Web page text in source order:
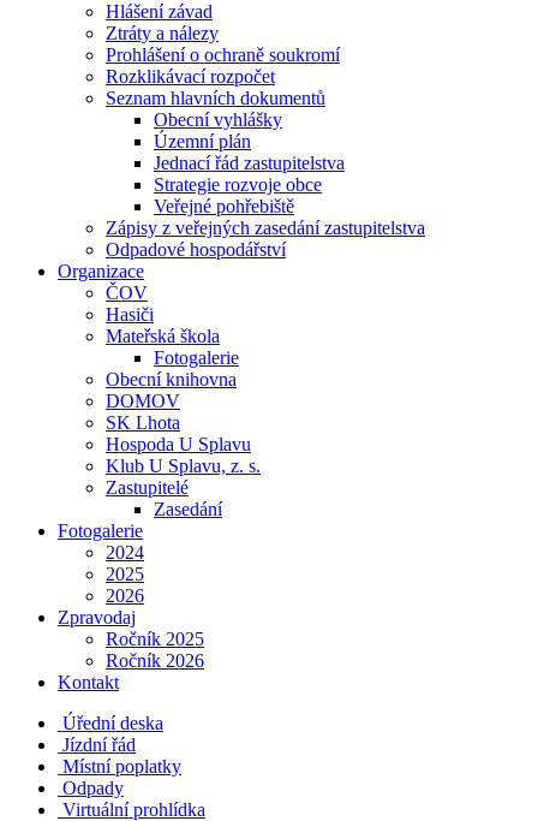
Hlášení závad
Ztráty a nálezy
Prohlášení o ochraně soukromí
Rozklikávací rozpočet
Seznam hlavních dokumentů
Obecní vyhlášky
Územní plán
Jednací řád zastupitelstva
Strategie rozvoje obce
Veřejné pohřebiště
Zápisy z veřejných zasedání zastupitelstva
Odpadové hospodářství
Organizace
ČOV
Hasiči
Mateřská škola
Fotogalerie
Obecní knihovna
DOMOV
SK Lhota
Hospoda U Splavu
Klub U Splavu, z. s.
Zastupitelé
Zasedání
Fotogalerie
2024
2025
2026
Zpravodaj
Ročník 2025
Ročník 2026
Kontakt
Úřední deska
Jízdní řád
Místní poplatky
Odpady
Virtuální prohlídka